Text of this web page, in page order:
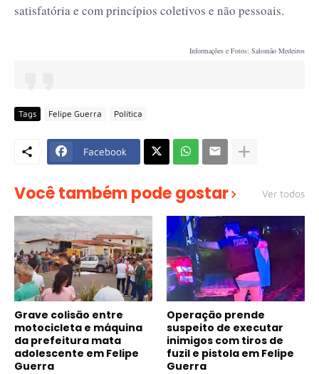
satisfatória e com princípios coletivos e não pessoais.
Informações e Fotos: Salomão Medeiros
Tags Felipe Guerra Política
Facebook
Você também pode gostar Ver todos
Grave colisão entre
motocicleta e máquina
da prefeitura mata
adolescente em Felipe
Guerra
Operação prende
suspeito de executar
inimigos com tiros de
fuzil e pistola em Felipe
Guerra